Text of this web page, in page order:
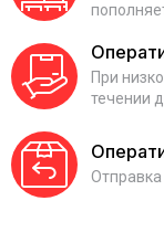
При
течении
Отправка